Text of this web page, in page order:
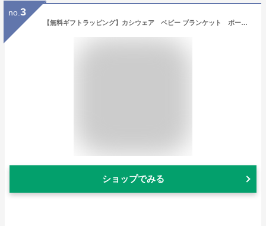
no. 3
【無料ギフトラッピング】カシウェア ベビー ブランケット ポーチ付き BABY Kashwere TBB-02-32−348 マイクロファイバー
ショップでみる